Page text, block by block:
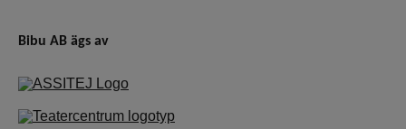
Bibu AB ägs av